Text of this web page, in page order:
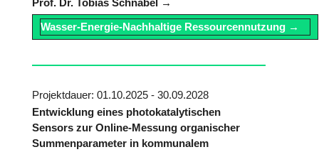
Wasser-Energie-Nachhaltige Ressourcennutzung
Projektdauer: 01.10.2025 - 30.09.2028
Entwicklung eines photokatalytischen
Sensors zur Online-Messung organischer
Summenparameter in kommunalem